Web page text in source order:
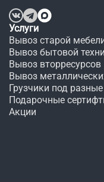
Услуги
Вывоз старой
Вывоз бытовой
Вывоз вторресурсов
Вывоз
Грузчики под
Подарочные
Акции